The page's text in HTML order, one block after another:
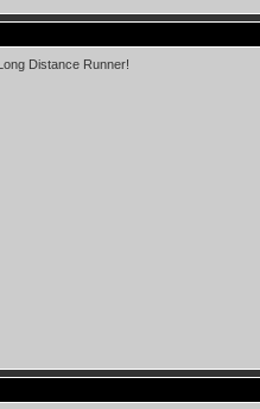
Distance Runner!